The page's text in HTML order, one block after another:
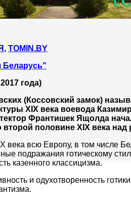
, TOMIN.BY
Беларусь"
года)
(Коссовский замок)
XIX века воевода
Франтишек Ящолда
второй половине XIX века
века всю Европу, в том числе
подражания готическому
казенного классицизма.
и одухотворенность